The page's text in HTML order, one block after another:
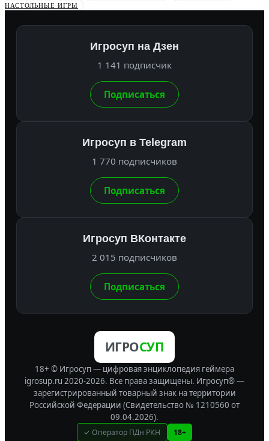
НАСТОЛЬНЫЕ ИГРЫ
Игросуп на Дзен
1 141 подписчик
Подписаться
Игросуп в Telegram
1 770 подписчиков
Подписаться
Игросуп ВКонтакте
2 015 подписчиков
Подписаться
ИГРОСУП
18+ © Игросуп — цифровая энциклопедия геймера
igrosup.ru 2020-2026. Все права защищены. Игросуп® —
зарегистрированный товарный знак на территории
Российской Федерации (Свидетельство № 1210560 от
09.04.2026).
✓ Оператор ПДн РКН 18+